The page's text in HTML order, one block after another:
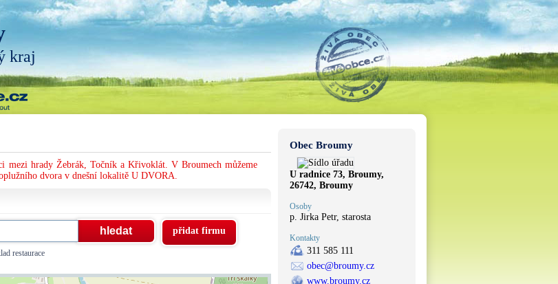
kraj
mezi hrady Žebrák, Točník a Křivoklát. V Broumech můžeme
dvora v dnešní lokalitě U DVORA.
restaurace
přidat firmu
Obec Broumy
U radnice 73, Broumy,
26742, Broumy
Osoby
p. Jirka Petr, starosta
Kontakty
311 585 111
obec@broumy.cz
www.broumy.cz